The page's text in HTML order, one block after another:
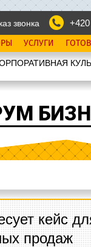
звонка
УСЛУГИ
кейс
продаж